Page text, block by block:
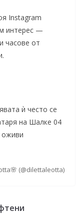
Instagram
интерес —
часове от
ѝ често се
на Шалке 04
оживи
(@dilettaleotta)